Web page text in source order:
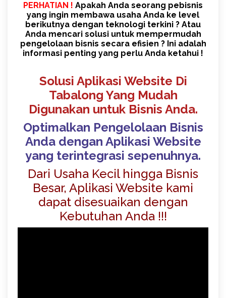
PERHATIAN ! Apakah Anda seorang pebisnis
yang ingin membawa usaha Anda ke level
berikutnya dengan teknologi terkini ? Atau
Anda mencari solusi untuk mempermudah
pengelolaan bisnis secara efisien ? Ini adalah
informasi penting yang perlu Anda ketahui !
Solusi Aplikasi Website Di
Tabalong Yang Mudah
Digunakan untuk Bisnis Anda.
Optimalkan Pengelolaan Bisnis
Anda dengan Aplikasi Website
yang terintegrasi sepenuhnya.
Dari Usaha Kecil hingga Bisnis
Besar, Aplikasi Website kami
dapat disesuaikan dengan
Kebutuhan Anda !!!